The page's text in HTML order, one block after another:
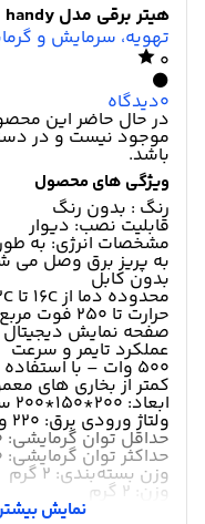
هیتر برقی مدل handy
تهویه، سرمایش و
0
0دیدگاه
در حال حاضر این
موجود نیست و در
باشد.
ویژگی های محصول
رنگ : بدون رنگ
قابلیت نصب: دیوار
مشخصات انرژی: به
به پریز برق وصل می
بدون کابل
محدوده دما از ۱۶C تا ۳۲C
حرارت تا ۲۵۰ فوت مربع
صفحه نمایش دیجیتال
عملکرد تایمر و سرعت
۵۰۰ وات – با
کمتر از بخاری های
ابعاد: 200*150*200 سانتی‌متر
ولتاژ ورودی برق: 220 ولت
حداقل توان گرمایشی: 200
حداکثر توان گرمایشی: 500
وزن بسته‌بندی: 2 گرم
وزن: 2 گرم
نمایش